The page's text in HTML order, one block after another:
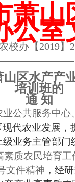
萧山
公室
校办【2019】
山区水产产
培训班的
通 知
公共服务中心
代农业发展，
级业务主管部门
素质农民培育工
文件精神 ，经